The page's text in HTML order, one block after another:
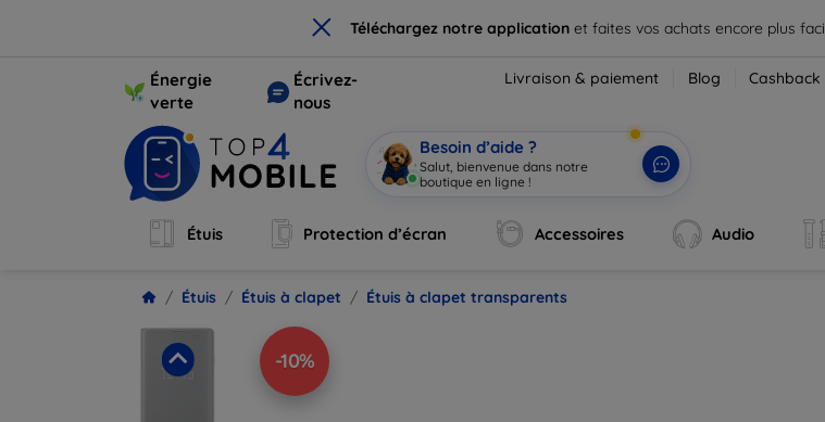
× Téléchargez notre application et faites vos achats encore plus
Énergie
verte
Écrivez-
nous
Livraison & paiement Blog Cashback
Besoin d’aide ?
Salut, bienvenue dans notre
boutique en ligne !
Étuis Protection d’écran Accessoires Audio
Étuis Étuis à clapet Étuis à clapet transparents
-10%